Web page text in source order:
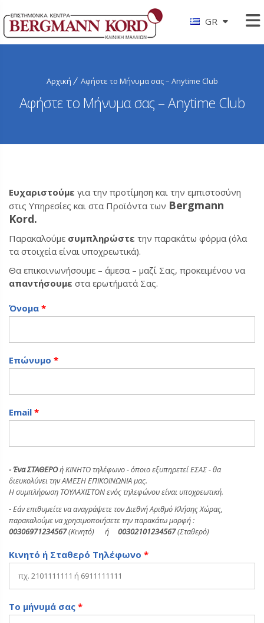
GR
Αρχική Αφήστε το Μήνυμα σας – Anytime Club
Αφήστε το Μήνυμα σας – Anytime Club
Ευχαριστούμε για την προτίμηση και την εμπιστοσύνη
στις Υπηρεσίες και στα Προϊόντα των Bergmann
Kord.
Παρακαλούμε συμπληρώστε την παρακάτω φόρμα (όλα
τα στοιχεία είναι υποχρεωτικά).
Θα επικοινωνήσουμε – άμεσα – μαζί Σας, προκειμένου να
απαντήσουμε στα ερωτήματά Σας.
Όνομα *
Επώνυμο *
Email *
- ΈναΣΤΑΘΕΡΟή ΚΙΝΗΤΟ τηλέφωνο - όποιο εξυπηρετεί ΕΣΑΣ - θα
διευκολύνει την ΑΜΕΣΗ ΕΠΙΚΟΙΝΩΝΙΑ μας.
H συμπλήρωση ΤΟΥΛΑΧΙΣΤΟΝ ενός τηλεφώνου είναι υποχρεωτική.
-Εάν επιθυμείτε να αναγράψετε τον Διεθνή Αριθμό Κλήσης Χώρας,
παρακαλούμε να χρησιμοποιήσετε την παρακάτω μορφή :
00306971234567(Κινητό) ή 00302101234567(Σταθερό)
Κινητό ή Σταθερό Τηλέφωνο *
Το μήνυμά σας *